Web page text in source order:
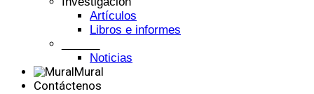
Artículos
Libros e informes
Noticias
Mural
Contáctenos